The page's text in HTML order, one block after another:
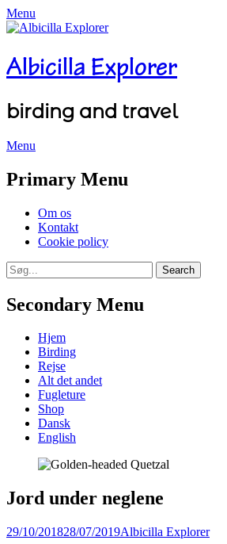
Menu
Albicilla Explorer
birding and travel
Menu
Primary Menu
Skip
content
Om os
Kontakt
Cookie policy
Search
Search
for:
Secondary Menu
Skip
content
Hjem
Birding
Rejse
Alt det andet
Fugleture
Shop
Dansk
English
Jord under neglene
Posted
29/10/201828/07/2019Author
Albicilla Explorer